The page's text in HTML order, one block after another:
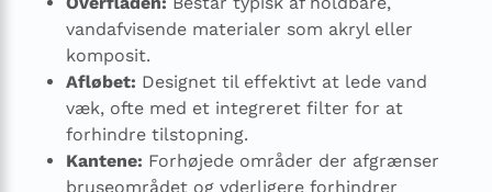
vandafvisende materialer som akryl eller
komposit.
Afløbet: Designet til effektivt at lede vand
væk, ofte med et integreret filter for at
forhindre tilstopning.
Kantene: Forhøjede områder der afgrænser
bruseområdet og yderligere forhindrer